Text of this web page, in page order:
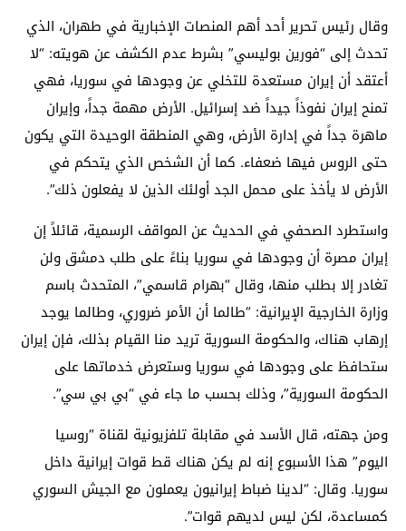
وقال رئيس تحرير أحد أهم المنصات الإخبارية في طهران، الذي
تحدث إلى “فورين بوليسي” بشرط عدم الكشف عن هويته: “لا
أعتقد أن إيران مستعدة للتخلي عن وجودها في سوريا، فهي
تمنح إيران نفوذاً جيداً ضد إسرائيل. الأرض مهمة جداً، وإيران
ماهرة جداً في إدارة الأرض، وهي المنطقة الوحيدة التي يكون
حتى الروس فيها ضعفاء. كما أن الشخص الذي يتحكم في
الأرض لا يأخذ على محمل الجد أولئك الذين لا يفعلون ذلك”.
واستطرد الصحفي في الحديث عن المواقف الرسمية، قائلاً إن
إيران مصرة أن وجودها في سوريا بناءً على طلب دمشق ولن
تغادر إلا بطلب منها، وقال “بهرام قاسمي”، المتحدث باسم
وزارة الخارجية الإيرانية: “طالما أن الأمر ضروري، وطالما يوجد
إرهاب هناك، والحكومة السورية تريد منا القيام بذلك، فإن إيران
ستحافظ على وجودها في سوريا وستعرض خدماتها على
الحكومة السورية”، وذلك بحسب ما جاء في “بي بي سي”.
ومن جهته، قال الأسد في مقابلة تلفزيونية لقناة “روسيا
اليوم” هذا الأسبوع إنه لم يكن هناك قط قوات إيرانية داخل
سوريا. وقال: “لدينا ضباط إيرانيون يعملون مع الجيش السوري
كمساعدة، لكن ليس لديهم قوات”.